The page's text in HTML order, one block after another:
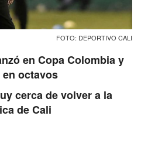
FOTO: DEPORTIVO CALI
en Copa Colombia y
octavos
cerca de volver a la
de Cali